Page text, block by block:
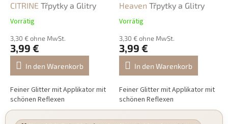
CITRINE Třpytky a Glitry
Vorrätig
3,30 € ohne MwSt.
3,99 €
In den Warenkorb
Feiner Glitter mit Applikator mit
schönen Reflexen
Heaven Třpytky a Glitry
Vorrätig
3,30 € ohne MwSt.
3,99 €
In den Warenkorb
Feiner Glitter mit Applikator mit
schönen Reflexen